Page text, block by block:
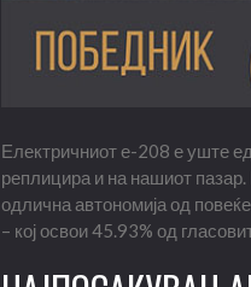
Електричниот е-208 е уште
реплицира и на нашиот
одлична автономија од
– кој освои 45.93% од